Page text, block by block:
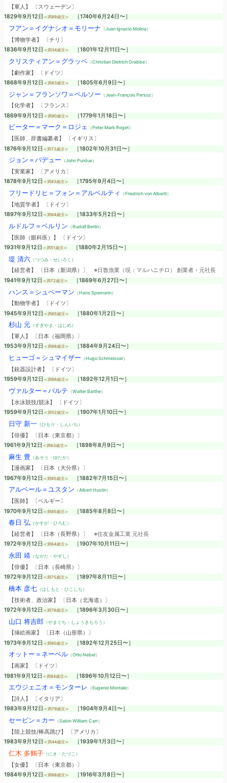
【軍人】 〔スウェーデン〕
1829年9月12日 ≪満89歳没≫ ［1740年6月24日〜］
フアン＝イグナシオ＝モリーナ （Juan Ignacio Molina）
【博物学者】 〔チリ〕
1836年9月12日 ≪満34歳没≫ ［1801年12月11日〜］
クリスティアン＝グラッベ（Christian Dietrich Grabbe）
【劇作家】 〔ドイツ〕
1868年9月12日 ≪満63歳没≫ ［1805年6月9日〜］
ジャン＝フランソワ＝ペルソー （Jean-François Persoz）
【化学者】 〔フランス〕
1869年9月12日 ≪満90歳没≫ ［1779年1月18日〜］
ピーター＝マーク＝ロジェ （Peter Mark Roget）
【医師、辞書編纂者】 〔イギリス〕
1876年9月12日 ≪満73歳没≫ ［1802年10月31日〜］
ジョン＝パデュー （John Purdue）
【実業家】 〔アメリカ〕
1878年9月12日 ≪満83歳没≫ ［1795年9月4日〜］
フリードリヒ＝フォン＝アルベルティ （Friedrich von Alberti）
【地質学者】 〔ドイツ〕
1897年9月12日 ≪満64歳没≫ ［1833年5月2日〜］
ルドルフ＝ベルリン （Rudolf Berlin）
【医師（眼科医）】 〔ドイツ〕
1931年9月12日 ≪満51歳没≫ ［1880年2月15日〜］
堤 清六（つつみ・せいろく）
【経営者】 〔日本（新潟県）〕 ※日魯漁業（現：マルハニチロ） 創業者・元社長
1941年9月12日 ≪満72歳没≫ ［1869年6月27日〜］
ハンス＝シュペーマン （Hans Spemann）
【動物学者】 〔ドイツ〕
1945年9月12日 ≪満65歳没≫ ［1880年1月2日〜］
杉山 元（すぎやま・はじめ）
【軍人】 〔日本（福岡県）〕
1953年9月12日 ≪満68歳没≫ ［1884年9月24日〜］
ヒューゴ＝シュマイザー （Hugo Schmeisser）
【銃器設計者】 〔ドイツ〕
1959年9月12日 ≪満66歳没≫ ［1892年12月1日〜］
ヴァルター＝バルテ （Walter Barthe）
【水泳競技/競泳】 〔ドイツ〕
1959年9月12日 ≪満52歳没≫ ［1907年1月10日〜］
日守 新一（ひもり・しんいち）
【俳優】 〔日本（東京都）〕
1961年9月12日 ≪満63歳没≫ ［1898年8月9日〜］
麻生 豊 （あそう・ゆたか）
【漫画家】 〔日本（大分県）〕
1967年9月12日 ≪満85歳没≫ ［1882年7月15日〜］
アルベール＝ユスタン （Albert Hustin）
【医師】 〔ベルギー〕
1970年9月12日 ≪満85歳没≫ ［1885年8月8日〜］
春日 弘（かすが・ひろむ）
【経営者】 〔日本（長野県）〕 ※住友金属工業 元社長
1972年9月12日 ≪満64歳没≫ ［1907年10月11日〜］
永田 靖（ながた・やすし）
【俳優】 〔日本（長崎県）〕
1972年9月12日 ≪満75歳没≫ ［1897年8月11日〜］
橋本 彦七（はしもと・ひこしち）
【技術者、政治家】 〔日本（北海道）〕
1972年9月12日 ≪満76歳没≫ ［1896年3月30日〜］
山口 将吉郎（やまぐち・しょうきちろう）
【挿絵画家】 〔日本（山形県）〕
1973年9月12日 ≪満80歳没≫ ［1892年12月25日〜］
オットー＝ネーベル（Otto Nebel）
【画家】 〔ドイツ〕
1981年9月12日 ≪満84歳没≫ ［1896年10月12日〜］
エウジェニオ＝モンターレ （Eugenio Montale）
【詩人】 〔イタリア〕
1983年9月12日 ≪満79歳没≫ ［1904年9月4日〜］
セービン＝カー （Sabin William Carr）
【陸上競技/棒高跳び】 〔アメリカ〕
1983年9月12日 ≪満44歳没≫ ［1939年1月3日〜］
仁木 多鶴子（にき・たづこ）
【女優】 〔日本（東京都）〕
1984年9月12日 ≪満68歳没≫ ［1916年3月8日〜］